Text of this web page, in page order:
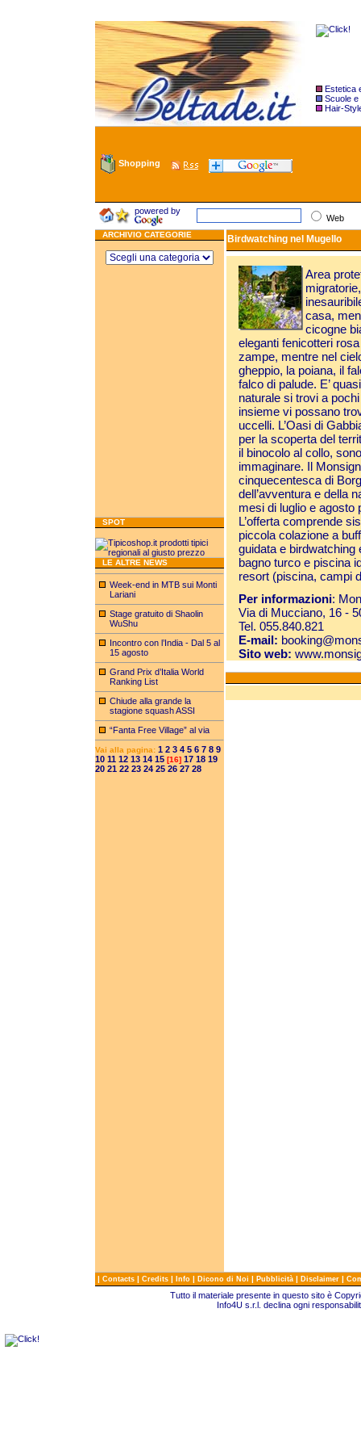
Estetica
Scuole e
Hair-
Shopping
powered by
Web
ARCHIVIO CATEGORIE
SPOT
LE ALTRE NEWS
Week-end in MTB sui Monti
Lariani
Stage gratuito di Shaolin
WuShu
Incontro con l’India - Dal 5 al
15 agosto
Grand Prix d’Italia World
Ranking List
Chiude alla grande la
stagione squash ASSI
“Fanta Free Village” al via
Vai alla pagina: 1 2 3 4 5 6 7 8 9
10 11 12 13 14 15 [16] 17 18 19
20 21 22 23 24 25 26 27 28
Birdwatching nel Mugello
Area
migratorie,
casa,
cicogne
eleganti fenicotteri
zampe, mentre nel
gheppio, la poiana, il
falco di palude. E’
naturale si trovi a
insieme vi possano
uccelli. L’Oasi di
per la scoperta del
il binocolo al collo,
immaginare. Il
cinquecentesca di
dell’avventura e della
mesi di luglio e agosto
L’offerta comprende
piccola colazione a
guidata e birdwatching
bagno turco e piscina
resort (piscina, campi
Per informazioni:
Via di Mucciano, 16 -
Tel. 055.840.821
E-mail:
Sito web:
| Contacts | Credits | Info | Dicono di Noi | Pubblicità | Disclaimer |
Tutto il materiale presente in questo sito è
Info4U s.r.l. declina ogni